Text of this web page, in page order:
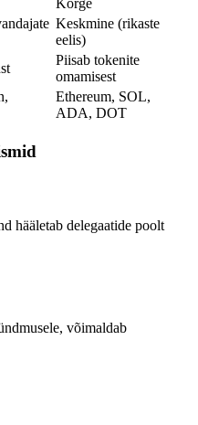
Kõrge
Keskmine (rikaste
eelis)
Piisab tokenite
omamisest
Ethereum, SOL,
ADA, DOT
hääletab delegaatide poolt
võimaldab